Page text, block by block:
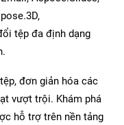
tệp đa định dạng
đơn giản hóa các
vượt trội. Khám phá
hỗ trợ trên nền tảng